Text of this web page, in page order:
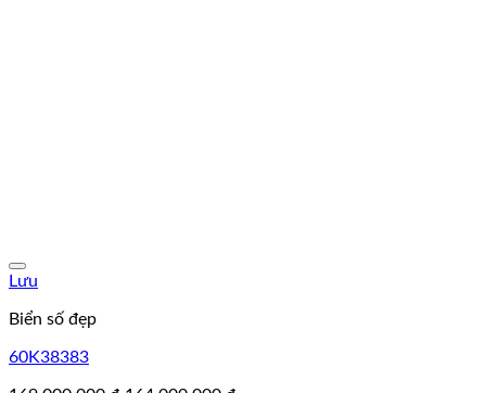
Lưu
Biển số đẹp
60K38383